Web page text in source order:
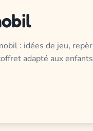
: idées de jeu,
adapté aux